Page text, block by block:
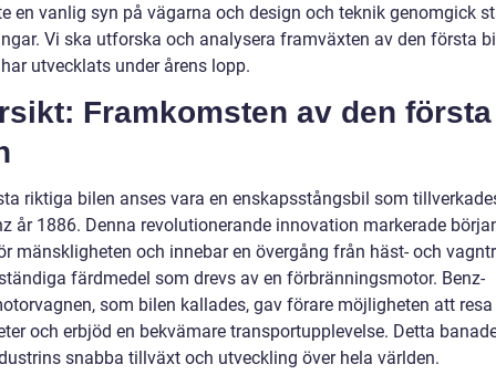
en vanlig syn på vägarna och design och teknik genomgick
Vi ska utforska och analysera framväxten av den första
utvecklats under årens lopp.
Framkomsten av den första
riktiga bilen anses vara en enskapsstångsbil som
år 1886. Denna revolutionerande innovation markerade
mänskligheten och innebar en övergång från häst- och
färdmedel som drevs av en förbränningsmotor. Benz-
som bilen kallades, gav förare möjligheten att
och erbjöd en bekvämare transportupplevelse. Detta
snabba tillväxt och utveckling över hela världen.